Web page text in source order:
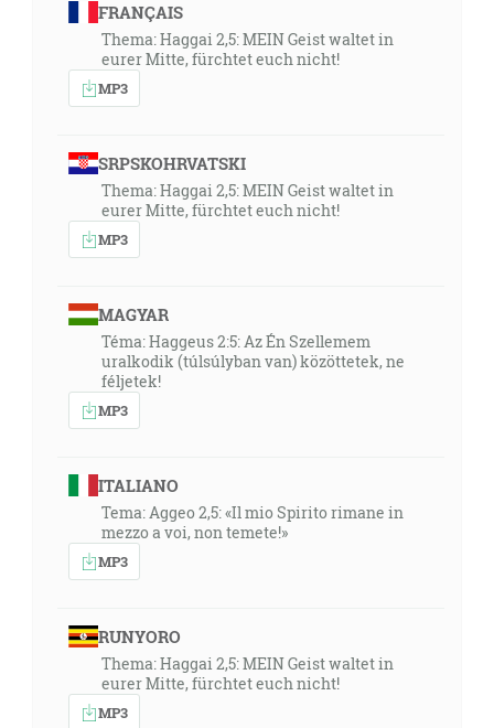
FRANÇAIS
Thema: Haggai 2,5: MEIN Geist waltet in
eurer Mitte, fürchtet euch nicht!
MP3
SRPSKOHRVATSKI
Thema: Haggai 2,5: MEIN Geist waltet in
eurer Mitte, fürchtet euch nicht!
MP3
MAGYAR
Téma: Haggeus 2:5: Az Én Szellemem
uralkodik (túlsúlyban van) közöttetek, ne
féljetek!
MP3
ITALIANO
Tema: Aggeo 2,5: «Il mio Spirito rimane in
mezzo a voi, non temete!»
MP3
RUNYORO
Thema: Haggai 2,5: MEIN Geist waltet in
eurer Mitte, fürchtet euch nicht!
MP3